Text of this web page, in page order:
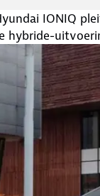
IONIQ
hybride-